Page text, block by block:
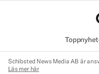
Schibsted News Media AB är
Läs mer här